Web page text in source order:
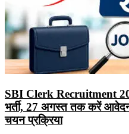
SBI Clerk Recruitment
भर्ती, 27 अगस्त तक करें
चयन प्रक्रिया